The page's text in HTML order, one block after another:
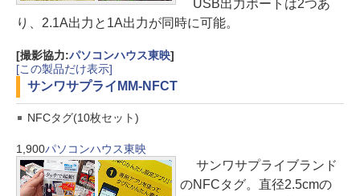
USB出力ポートは2つあ
り、2.1A出力と1A出力が同時に可能。
[撮影協力:パソコンハウス東映]
[この製品だけ表示]
サンワサプライ MM-NFCT
NFCタグ(10枚セット)
1,900パソコンハウス東映
サンワサプライブランド
のNFCタグ。直径2.5cmの